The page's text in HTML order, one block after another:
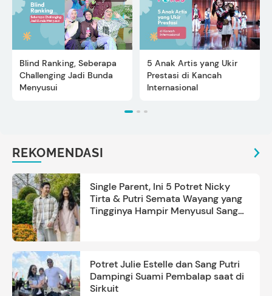
Blind Ranking, Seberapa
Challenging Jadi Bunda
Menyusui
5 Anak Artis yang Ukir
Prestasi di Kancah
Internasional
REKOMENDASI
Single Parent, Ini 5 Potret Nicky
Tirta & Putri Semata Wayang yang
Tingginya Hampir Menyusul Sang
Potret Julie Estelle dan Sang Putri
Dampingi Suami Pembalap saat di
Sirkuit